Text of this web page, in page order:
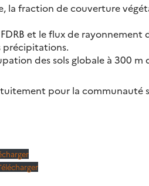
la fraction de couverture
et le flux de rayonnement
précipitations.
des sols globale à 300 m
pour la communauté